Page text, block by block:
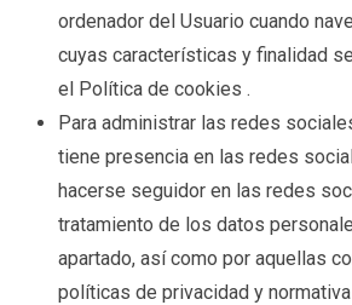
ordenador del Usuario cuando
cuyas características y finalidad
el Política de cookies .
Para administrar las redes
tiene presencia en las redes
hacerse seguidor en las redes
tratamiento de los datos
apartado, así como por aquellas
políticas de privacidad y